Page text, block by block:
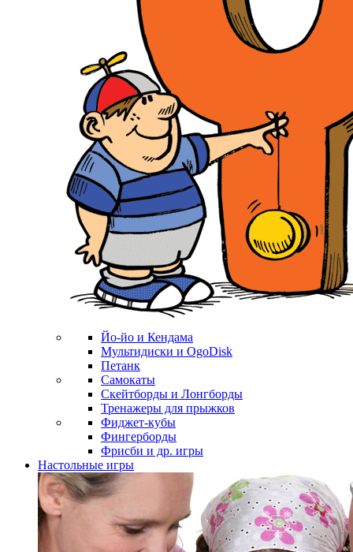
Йо-йо и Кендама
Мультидиски и OgoDisk
Петанк
Самокаты
Скейтборды и Лонгборды
Тренажеры для прыжков
Фиджет-кубы
Фингерборды
Фрисби и др. игры
Настольные игры